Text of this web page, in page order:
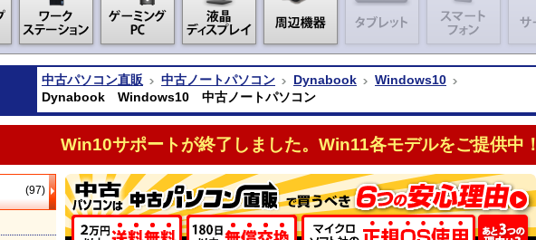
中古パソコン直販 中古ノートパソコン Dynabook
Windows10
Dynabook Windows10 中古ノートパソコン
Win10サポートが終了しました。Win11各モデルをご提供中！
(97)